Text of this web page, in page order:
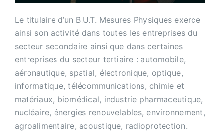
Le titulaire d’un B.U.T. Mesures Physiques exerce
ainsi son activité dans toutes les entreprises du
secteur secondaire ainsi que dans certaines
entreprises du secteur tertiaire : automobile,
aéronautique, spatial, électronique, optique,
informatique, télécommunications, chimie et
matériaux, biomédical, industrie pharmaceutique,
nucléaire, énergies renouvelables, environnement,
agroalimentaire, acoustique, radioprotection.